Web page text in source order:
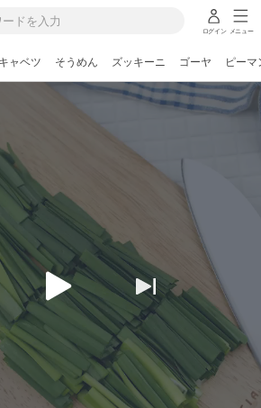
ログイン メニュー
キャベツ そうめん ズッキーニ ゴーヤ ピーマ